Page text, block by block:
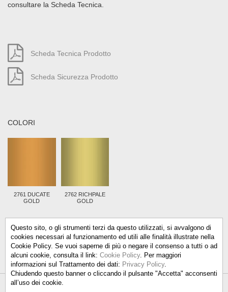
consultare la Scheda Tecnica.
Scheda Tecnica Prodotto
Scheda Sicurezza Prodotto
COLORI
2761 DUCATE
GOLD
2762 RICHPALE
GOLD
Questo sito, o gli strumenti terzi da questo utilizzati, si avvalgono di
cookies necessari al funzionamento ed utili alle finalità illustrate nella
Cookie Policy. Se vuoi saperne di più o negare il consenso a tutti o ad
alcuni cookie, consulta il link: Cookie Policy. Per maggiori
informazioni sul Trattamento dei dati: Privacy Policy.
Chiudendo questo banner o cliccando il pulsante "Accetta" acconsenti
all’uso dei cookie.